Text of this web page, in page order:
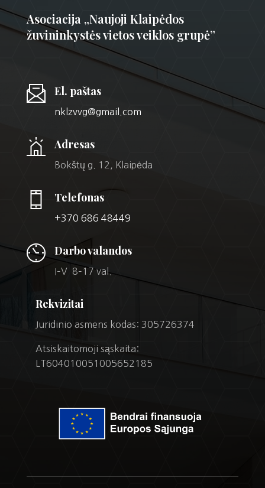
Asociacija „Naujoji Klaipėdos
žuvininkystės vietos veiklos grupė”
El. paštas
nklzvvg@gmail.com
Adresas
Bokštų g. 12, Klaipėda
Telefonas
+370 686 48449
Darbo valandos
I–V 8–17 val.
Rekvizitai
Juridinio asmens kodas: 305726374
Atsiskaitomoji sąskaita:
LT604010051005652185